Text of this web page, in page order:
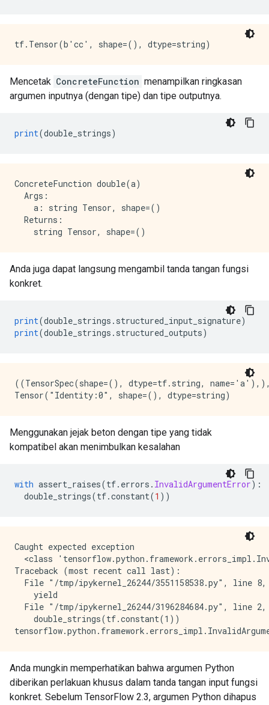
Mencetak ConcreteFunction menampilkan ringkasan
argumen inputnya (dengan tipe) dan tipe outputnya.
print(double_strings)
ConcreteFunction double(a)
  Args:
    a: string Tensor, shape=()
  Returns:
Anda juga dapat langsung mengambil tanda tangan fungsi
konkret.
print(double_strings . structured_input_signature)
print(double_strings . structured_outputs)
((TensorSpec(shape=(), dtype=tf.string,
Menggunakan jejak beton dengan tipe yang tidak
kompatibel akan menimbulkan kesalahan
with assert_raises(tf. errors . InvalidArgumentError):
double_strings(tf.constant(1 ))
Caught expected exception
<class
Traceback (most recent call last):
File "/tmp/ipykernel_26244/3551158538.py", line
    yield
File "/tmp/ipykernel_26244/3196284684.py", line
    double_strings(tf.constant(1))
Anda mungkin memperhatikan bahwa argumen Python
diberikan perlakuan khusus dalam tanda tangan input fungsi
konkret. Sebelum TensorFlow 2.3, argumen Python dihapus